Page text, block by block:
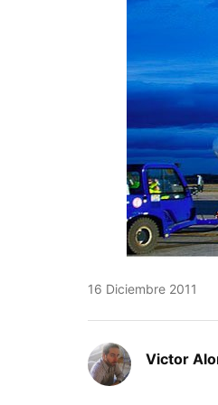
16 Diciembre 2011
Victor